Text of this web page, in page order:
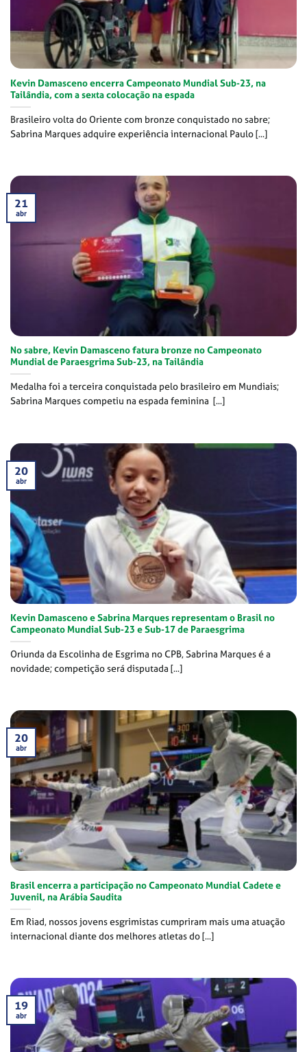
Kevin Damasceno encerra Campeonato Mundial Sub-23, na
Tailândia, com a sexta colocação na espada
Brasileiro volta do Oriente com bronze conquistado no sabre;
Sabrina Marques adquire experiência internacional Paulo [...]
No sabre, Kevin Damasceno fatura bronze no Campeonato
Mundial de Paraesgrima Sub-23, na Tailândia
Medalha foi a terceira conquistada pelo brasileiro em Mundiais;
Sabrina Marques competiu na espada feminina [...]
21
abr
Kevin Damasceno e Sabrina Marques representam o Brasil no
Campeonato Mundial Sub-23 e Sub-17 de Paraesgrima
Oriunda da Escolinha de Esgrima no CPB, Sabrina Marques é a
novidade; competição será disputada [...]
20
abr
Brasil encerra a participação no Campeonato Mundial Cadete e
Juvenil, na Arábia Saudita
Em Riad, nossos jovens esgrimistas cumpriram mais uma atuação
internacional diante dos melhores atletas do [...]
20
abr
19
abr